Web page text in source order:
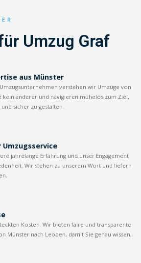
Umzug Graf
aus Münster
Umzugsunternehmen verstehen wir Umzüge von
kein anderer und navigieren mühelos zum Ziel,
sicher zu gestalten.
Umzugsservice
jahrelange Erfahrung und unser Engagement
Wir stehen zu unserem Wort und liefern
Kosten. Wir bieten faire und transparente
Münster nach Leoben, damit Sie genau wissen,